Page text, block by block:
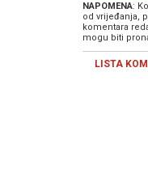
NAPOMENA:
od vrijeđanja,
komentara
mogu biti
LISTA